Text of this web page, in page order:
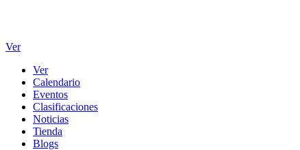
Ver
Ver
Calendario
Eventos
Clasificaciones
Noticias
Tienda
Blogs